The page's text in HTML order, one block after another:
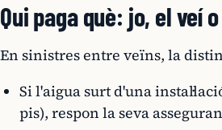
Qui paga què: jo, el veí
En sinistres entre veïns, la
Si l'aigua surt d'una
pis), respon la seva